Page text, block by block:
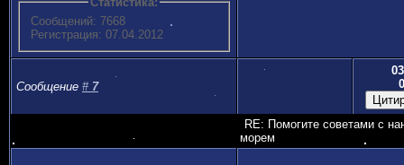
Сообщений: 7668
Регистрация: 07.04.2012
Сообщение # 7
RE: Помогите советами с
морем